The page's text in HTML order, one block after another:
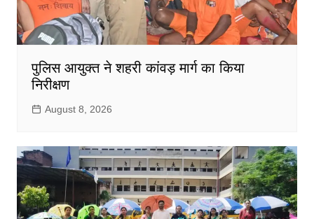
पुलिस आयुक्त ने शहरी कांवड़ मार्ग का किया
निरीक्षण
August 8, 2026